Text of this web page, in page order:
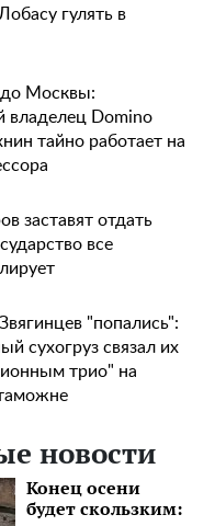
гулять в
Москвы:
владелец Domino
тайно работает на
заставят отдать
все
"попались":
сухогруз связал их
трио" на
новости
Конец осени
будет скользким: